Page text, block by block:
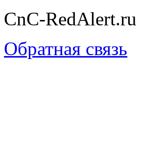
CnC-
Обратная связь